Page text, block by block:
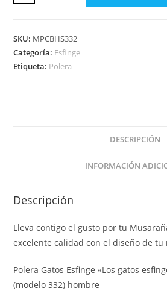
SKU: MPCBHS332
Categoría: Esfinge
Etiqueta: Polera
DESCRIPCIÓN
INFORMACIÓN
Descripción
Lleva contigo el gusto por tu
excelente calidad con el diseño de tu
Polera Gatos Esfinge «Los gatos
(modelo 332) hombre